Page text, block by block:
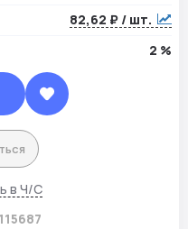
82,62 ₽ / шт.
2 %
в Ч/С
115687